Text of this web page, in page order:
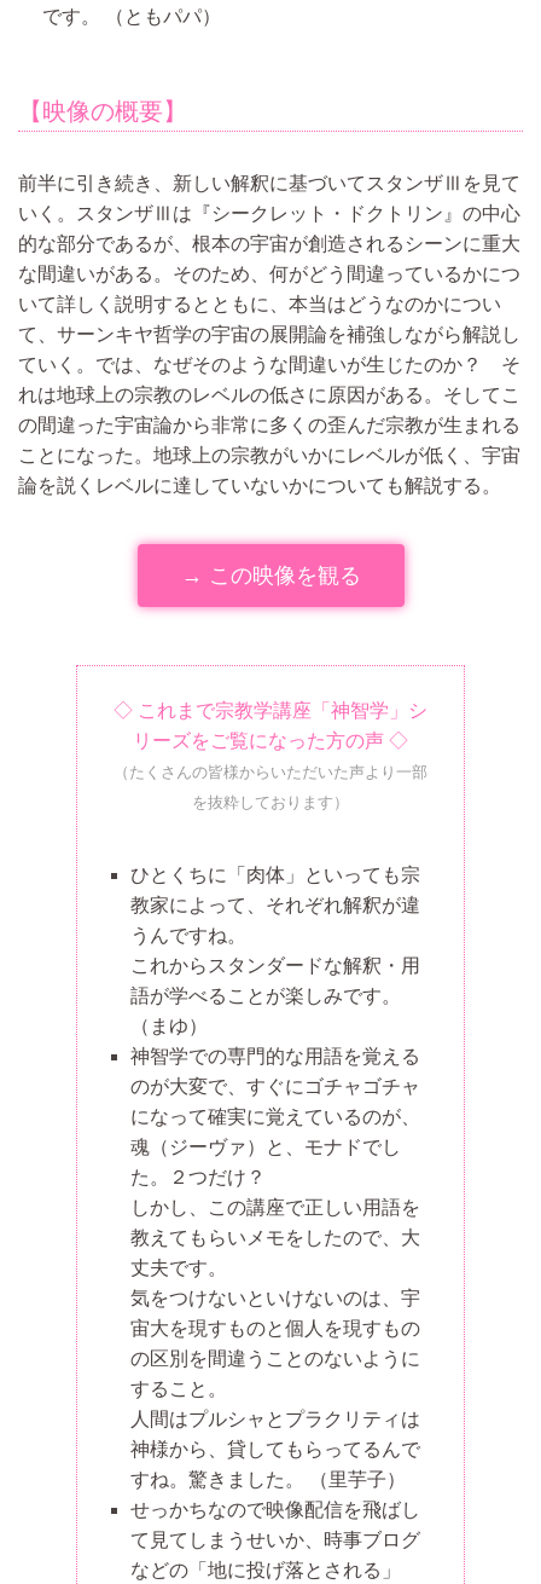
です。
（ともパパ）
【映像の概要】
前半に引き続き、新しい解釈に基づいてスタンザⅢを見て
いく。スタンザⅢは『シークレット・ドクトリン』の中心
的な部分であるが、根本の宇宙が創造されるシーンに重大
な間違いがある。そのため、何がどう間違っているかにつ
いて詳しく説明するとともに、本当はどうなのかについ
て、サーンキヤ哲学の宇宙の展開論を補強しながら解説し
ていく。では、なぜそのような間違いが生じたのか？ そ
れは地球上の宗教のレベルの低さに原因がある。そしてこ
の間違った宇宙論から非常に多くの歪んだ宗教が生まれる
ことになった。地球上の宗教がいかにレベルが低く、宇宙
論を説くレベルに達していないかについても解説する。
→ この映像を観る
◇ これまで宗教学講座「神智学」シ
リーズをご覧になった方の声 ◇
（たくさんの皆様からいただいた声より一部
を抜粋しております）
ひとくちに「肉体」といっても宗
教家によって、それぞれ解釈が違
うんですね。
これからスタンダードな解釈・用
語が学べることが楽しみです。
（まゆ）
神智学での専門的な用語を覚える
のが大変で、すぐにゴチャゴチャ
になって確実に覚えているのが、
魂（ジーヴァ）と、モナドでし
た。２つだけ？
しかし、この講座で正しい用語を
教えてもらいメモをしたので、大
丈夫です。
気をつけないといけないのは、宇
宙大を現すものと個人を現すもの
の区別を間違うことのないように
すること。
人間はプルシャとプラクリティは
神様から、貸してもらってるんで
すね。驚きました。
（里芋子）
せっかちなので映像配信を飛ばし
て見てしまうせいか、時事ブログ
などの「地に投げ落とされる」